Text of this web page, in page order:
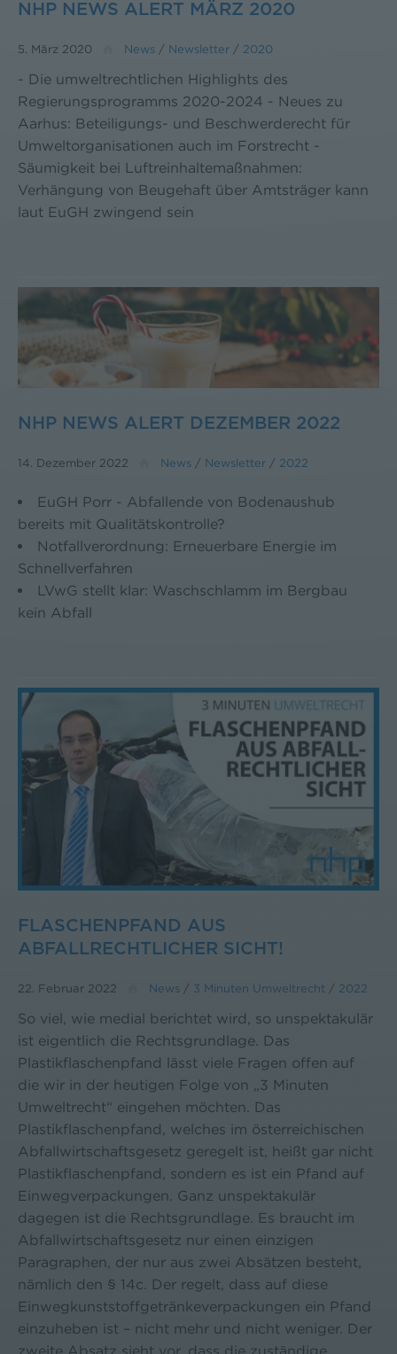
NHP NEWS ALERT MÄRZ 2020
5. März 2020 News / Newsletter / 2020
- Die umweltrechtlichen Highlights des
Regierungsprogramms 2020-2024 - Neues zu
Aarhus: Beteiligungs- und Beschwerderecht für
Umweltorganisationen auch im Forstrecht -
Säumigkeit bei Luftreinhaltemaßnahmen:
Verhängung von Beugehaft über Amtsträger kann
laut EuGH zwingend sein
NHP NEWS ALERT DEZEMBER 2022
14. Dezember 2022 News / Newsletter / 2022
EuGH Porr - Abfallende von Bodenaushub
bereits mit Qualitätskontrolle?
Notfallverordnung: Erneuerbare Energie im
Schnellverfahren
LVwG stellt klar: Waschschlamm im Bergbau
kein Abfall
FLASCHENPFAND AUS
ABFALLRECHTLICHER SICHT!
22. Februar 2022 News / 3 Minuten Umweltrecht / 2022
So viel, wie medial berichtet wird, so unspektakulär
ist eigentlich die Rechtsgrundlage. Das
Plastikflaschenpfand lässt viele Fragen offen auf
die wir in der heutigen Folge von „3 Minuten
Umweltrecht“ eingehen möchten. Das
Plastikflaschenpfand, welches im österreichischen
Abfallwirtschaftsgesetz geregelt ist, heißt gar nicht
Plastikflaschenpfand, sondern es ist ein Pfand auf
Einwegverpackungen. Ganz unspektakulär
dagegen ist die Rechtsgrundlage. Es braucht im
Abfallwirtschaftsgesetz nur einen einzigen
Paragraphen, der nur aus zwei Absätzen besteht,
nämlich den § 14c. Der regelt, dass auf diese
Einwegkunststoffgetränkeverpackungen ein Pfand
einzuheben ist – nicht mehr und nicht weniger. Der
zweite Absatz sieht vor, dass die zuständige